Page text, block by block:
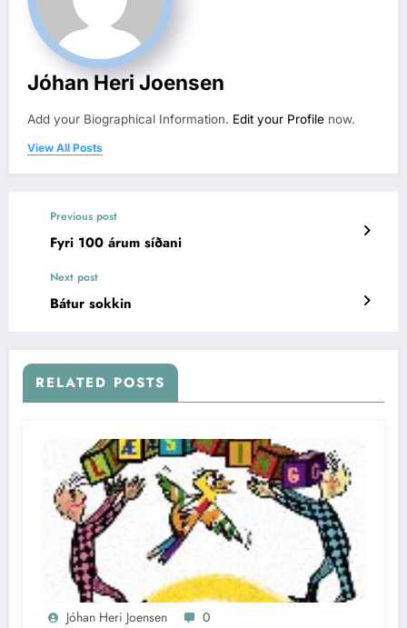
Jóhan Heri Joensen
Add your Biographical Information. Edit your Profile now.
View All Posts
Previous post
Fyri 100 árum síðani
Next post
Bátur sokkin
RELATED POSTS
Jóhan Heri Joensen 0